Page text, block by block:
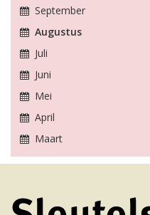
September
Augustus
Juli
Juni
Mei
April
Maart